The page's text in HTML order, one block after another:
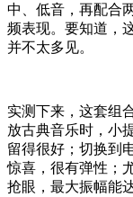
中、低音，再配合
频表现。要知道，
并不太多见。
实测下来，这套组
放古典音乐时，小
留得很好；切换到
惊喜，很有弹性；
抢眼，最大振幅能